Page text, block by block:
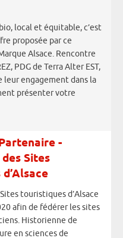
local et équitable, c’est
proposée par ce
Alsace. Rencontre
PDG de Terra Alter EST,
leur engagement dans la
présenter votre
-
Sites
touristiques d’Alsace
afin de fédérer les sites
Historienne de
en sciences de